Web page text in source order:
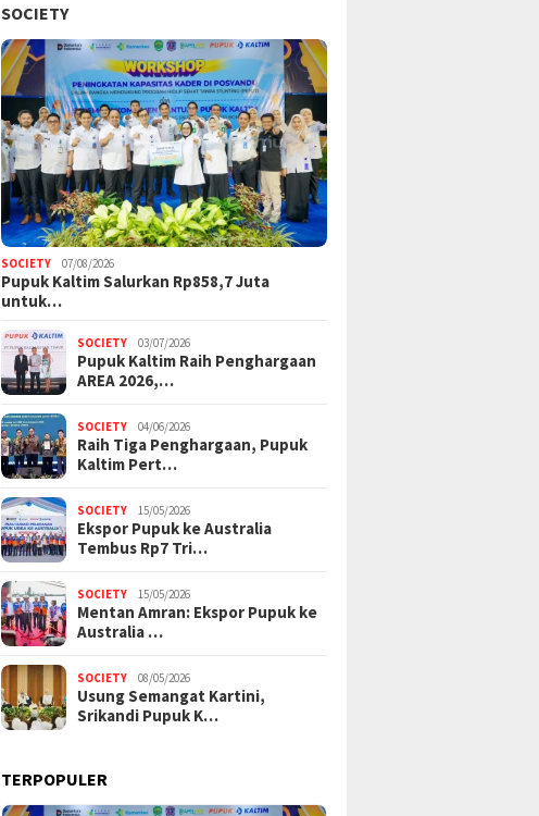
SOCIETY
SOCIETY 07/08/2026
Pupuk Kaltim Salurkan Rp858,7 Juta
untuk…
SOCIETY 03/07/2026
Pupuk Kaltim Raih Penghargaan
AREA 2026,…
SOCIETY 04/06/2026
Raih Tiga Penghargaan, Pupuk
Kaltim Pert…
SOCIETY 15/05/2026
Ekspor Pupuk ke Australia
Tembus Rp7 Tri…
SOCIETY 15/05/2026
Mentan Amran: Ekspor Pupuk ke
Australia …
SOCIETY 08/05/2026
Usung Semangat Kartini,
Srikandi Pupuk K…
TERPOPULER